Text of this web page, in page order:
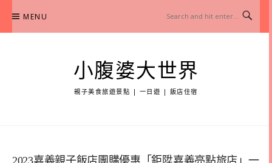
content
MENU
小腹婆大世界
親子美食旅遊景點 | 一日遊 | 飯店住宿
2023嘉義親子飯店團購優惠「鉅陞嘉義亮點旅店」一